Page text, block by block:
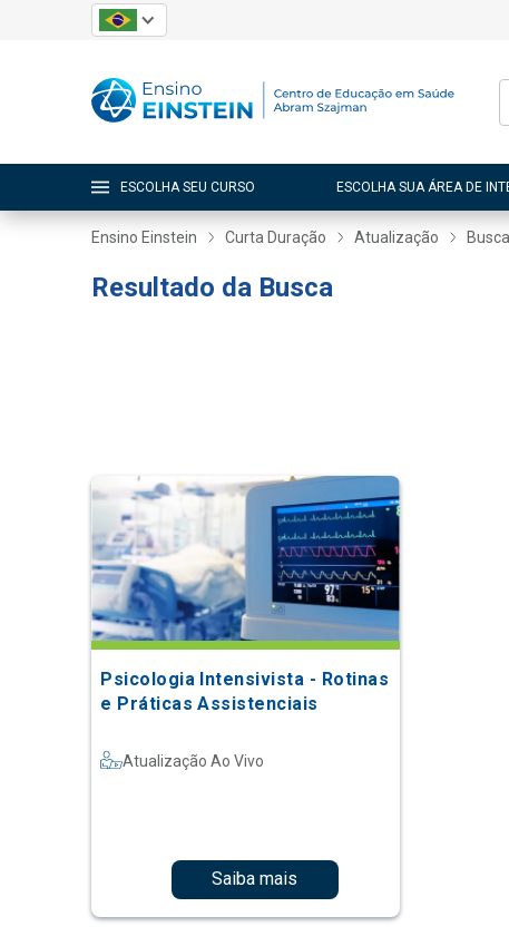
ESCOLHA SEU CURSO ESCOLHA SUA ÁREA DE
Ensino Einstein Curta Duração Atualização
Resultado da Busca
Psicologia Intensivista - Rotinas
e Práticas Assistenciais
Atualização Ao Vivo
Saiba mais